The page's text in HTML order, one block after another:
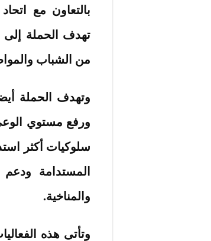
بالتعاون مع
تهدف الحملة إلى
من الشباب
وتهدف الحملة
ورفع مستوي
سلوكيات أكثر
المستدامة ودعم
والمناخية.
وتأتى هذه